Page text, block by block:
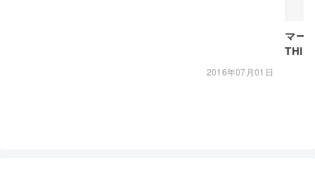
2016年07月01日
マー